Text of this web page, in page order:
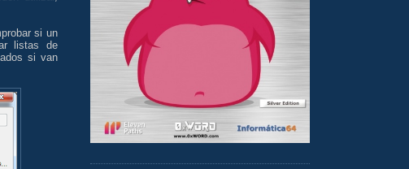
si un
listas de
si van